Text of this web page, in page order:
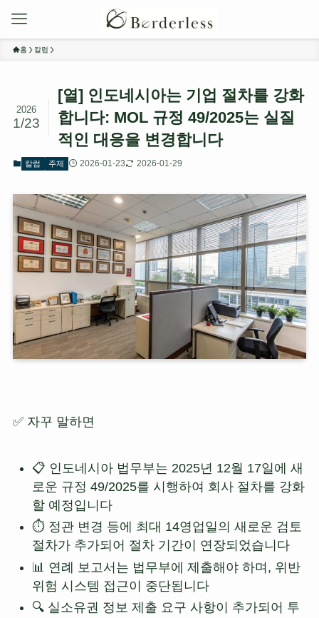
홈 칼럼
[열] 인도네시아는 기업 절차를 강화
합니다: MOL 규정 49/2025는 실질
적인 대응을 변경합니다
2026
1/23
칼럼 주제 2026-01-23 2026-01-29
✅ 자꾸 말하면
📋 인도네시아 법무부는 2025년 12월 17일에 새
로운 규정 49/2025를 시행하여 회사 절차를 강화
할 예정입니다
⏱️ 정관 변경 등에 최대 14영업일의 새로운 검토
절차가 추가되어 절차 기간이 연장되었습니다
📊 연례 보고서는 법무부에 제출해야 하며, 위반
위험 시스템 접근이 중단됩니다
🔍 실소유권 정보 제출 요구 사항이 추가되어 투